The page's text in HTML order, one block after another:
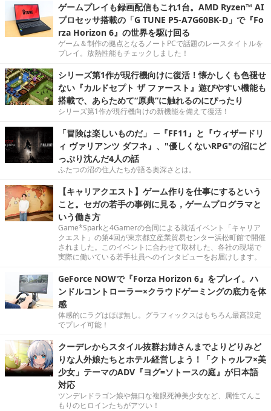
ゲームプレイも録画配信もこれ1台。AMD Ryzen™ AI
プロセッサ搭載の「G TUNE P5-A7G60BK-D」で『Fo
rza Horizon 6』の世界を駆け回る
ゲーム＆制作の拠点となるノートPCで話題のレースタイトルを
プレイ。放熱性能もチェックしました！
シリーズ第1作が現行機向けに復活！懐かしくも色褪せ
ない『カルドセプト ザ ファースト』遊びやすい機能も
搭載で、あらためて“原典”に触れるのにぴったり
シリーズ第1作が現行機向けの新機能を備えて復活！
「冒険は楽しいものだ」 ─『FF11』と『ウィザードリ
ィ ヴァリアンツ ダフネ』、"優しくないRPG"の沼にど
っぷり沈んだ4人の話
ふたつの沼の住人たちが語る奥深さとは。
【キャリアクエスト】ゲーム作りを仕事にするという
こと。セガの若手の事例に見る，ゲームプログラマと
いう働き方
Game*Sparkと4Gamerの合同による就活イベント「キャリア
クエスト」の第4回が東京都立産業貿易センター浜松町館で開催
されました。このイベントに合わせて取材した、各社の現場で
実際に働いている若手社員へのインタビューをお届けします。
GeForce NOWで『Forza Horizon 6』をプレイ。ハ
ンドルコントローラー×クラウドゲーミングの底力を体
感
体感的にラグはほぼ無し。グラフィックスはもちろん最高設定
でプレイ可能！
クーデレからスタイル抜群お姉さんまでよりどりみど
りな人外娘たちとホテル経営しよう！「クトゥルフ×美
少女」テーマのADV『ヨグ=ソトースの庭』が日本語
対応
ツンデレドラゴン娘や無口な複眼死神美少女など、属性てんこ
もりのヒロインたちがアツい！